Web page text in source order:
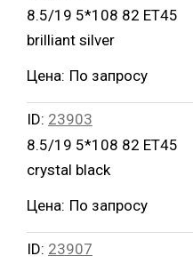
8.5/19 5*108 82 ET45
brilliant silver
Цена: По запросу
ID: 23903
8.5/19 5*108 82 ET45
crystal black
Цена: По запросу
ID: 23907